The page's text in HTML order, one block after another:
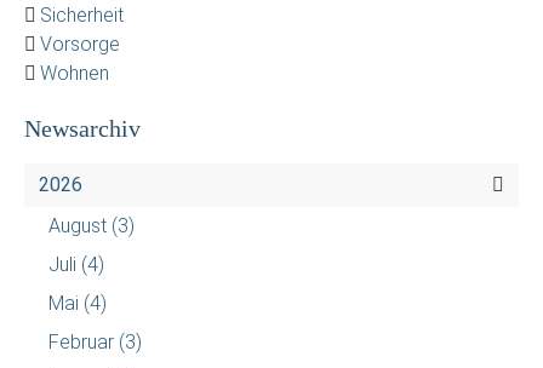
Sicherheit
Vorsorge
Wohnen
Newsarchiv
2026
August (3)
Juli (4)
Mai (4)
Februar (3)